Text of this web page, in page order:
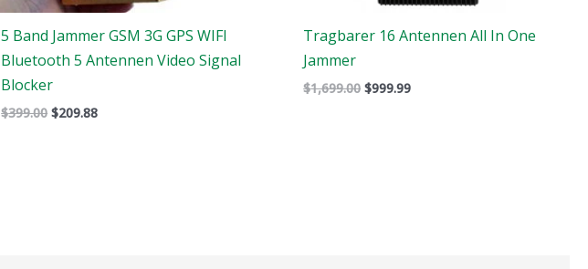
5 Band Jammer GSM 3G GPS WIFI
Bluetooth 5 Antennen Video Signal
Blocker
$399.00 $209.88
Tragbarer 16 Antennen All In One
Jammer
$1,699.00 $999.99